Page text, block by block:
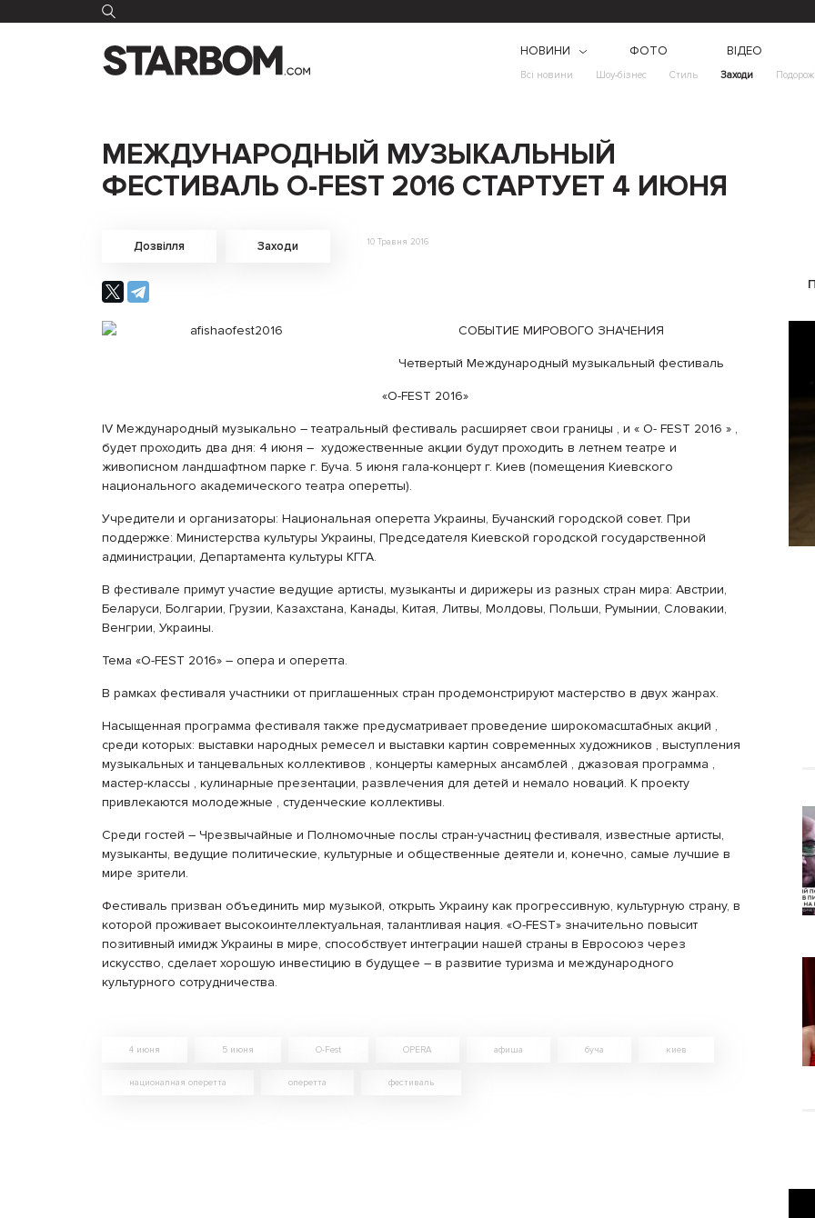
НОВИНИ
Всі новини Шоу-бізнес Стиль Заходи Подорожі
ФОТО ВІДЕО
МЕЖДУНАРОДНЫЙ МУЗЫКАЛЬНЫЙ
ФЕСТИВАЛЬ O-FEST 2016 СТАРТУЕТ 4 ИЮНЯ
Дозвілля Заходи 10 Травня 2016
СОБЫТИЕ МИРОВОГО ЗНАЧЕНИЯ
Четвертый Международный музыкальный фестиваль
«О-FEST 2016»
IV Международный музыкально – театральный фестиваль расширяет свои границы , и « О- FEST 2016 » ,
будет проходить два дня: 4 июня – художественные акции будут проходить в летнем театре и
живописном ландшафтном парке г. Буча. 5 июня гала-концерт г. Киев (помещения Киевского
национального академического театра оперетты).
Учредители и организаторы: Национальная оперетта Украины, Бучанский городской совет. При
поддержке: Министерства культуры Украины, Председателя Киевской городской государственной
администрации, Департамента культуры КГГА.
В фестивале примут участие ведущие артисты, музыканты и дирижеры из разных стран мира: Австрии,
Беларуси, Болгарии, Грузии, Казахстана, Канады, Китая, Литвы, Молдовы, Польши, Румынии, Словакии,
Венгрии, Украины.
Тема «О-FEST 2016» – опера и оперетта.
В рамках фестиваля участники от приглашенных стран продемонстрируют мастерство в двух жанрах.
Насыщенная программа фестиваля также предусматривает проведение широкомасштабных акций ,
среди которых: выставки народных ремесел и выставки картин современных художников , выступления
музыкальных и танцевальных коллективов , концерты камерных ансамблей , джазовая программа ,
мастер-классы , кулинарные презентации, развлечения для детей и немало новаций. К проекту
привлекаются молодежные , студенческие коллективы.
Среди гостей – Чрезвычайные и Полномочные послы стран-участниц фестиваля, известные артисты,
музыканты, ведущие политические, культурные и общественные деятели и, конечно, самые лучшие в
мире зрители.
Фестиваль призван объединить мир музыкой, открыть Украину как прогрессивную, культурную страну, в
которой проживает высокоинтеллектуальная, талантливая нация. «O-FEST» значительно повысит
позитивный имидж Украины в мире, способствует интеграции нашей страны в Евросоюз через
искусство, сделает хорошую инвестицию в будущее – в развитие туризма и международного
культурного сотрудничества.
4 июня 5 июня O-Fest OPERA афиша буча киев
националная оперетта оперетта фестиваль